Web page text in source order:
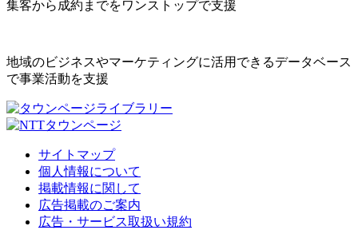
集客から成約までをワンストップで支援
地域のビジネスやマーケティングに活用できるデータベース
で事業活動を支援
サイトマップ
個人情報について
掲載情報に関して
広告掲載のご案内
広告・サービス取扱い規約